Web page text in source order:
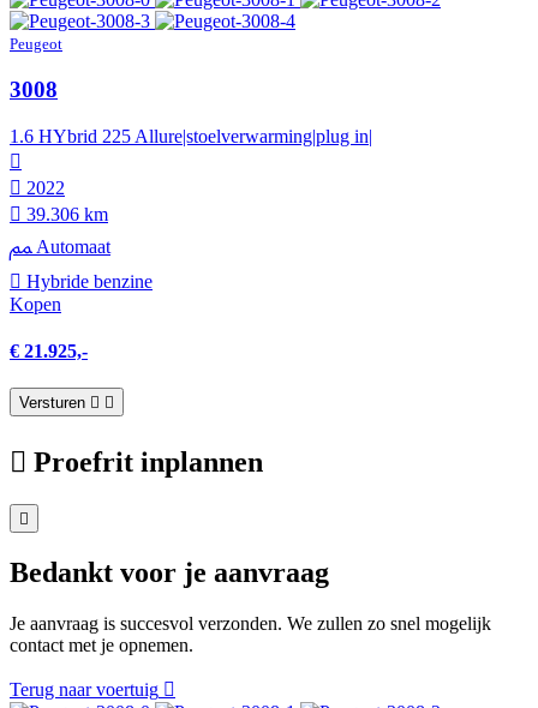
Peugeot
3008
1.6 HYbrid 225 Allure|stoelverwarming|plug in|
2022
39.306 km
Automaat
Hybride benzine
Kopen
€ 21.925,-
Versturen
Proefrit inplannen
Bedankt voor je aanvraag
Je aanvraag is succesvol verzonden. We zullen zo snel mogelijk
contact met je opnemen.
Terug naar voertuig